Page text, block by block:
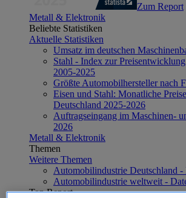
Zum Report
Metall & Elektronik
Beliebte Statistiken
Aktuelle Statistiken
Umsatz im deutschen
Stahl - Index zur
2005-2025
Größte Automobilhersteller nach
Eisen und Stahl: Monatliche
Deutschland 2025-2026
Auftragseingang im Maschinen-
2026
Metall & Elektronik
Themen
Weitere Themen
Automobilindustrie Deutschland -
Automobilindustrie weltweit -
Top Report